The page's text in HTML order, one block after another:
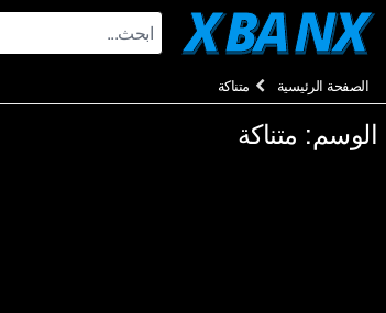
Skip
الصفحة الرئيسية متناكة
الوسم: متناكة